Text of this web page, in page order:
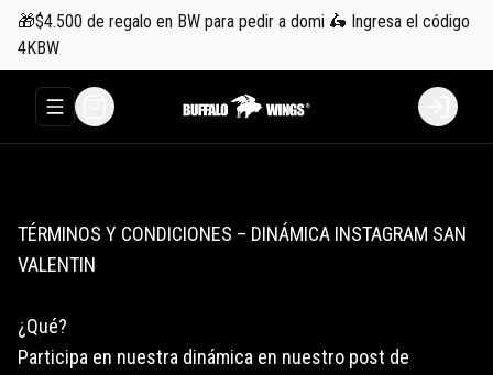
🎁$4.500 de regalo en BW para pedir a domi 🛵 Ingresa el código
4KBW
Abrir menu de navegación Login
TÉRMINOS Y CONDICIONES – DINÁMICA INSTAGRAM SAN
VALENTIN
¿Qué?
Participa en nuestra dinámica en nuestro post de